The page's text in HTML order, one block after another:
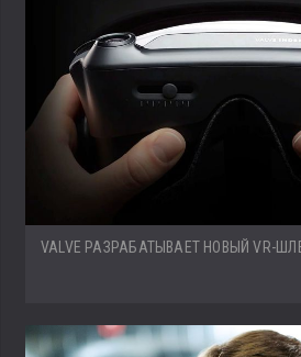
VALVE РАЗРАБАТЫВАЕТ НОВЫЙ VR-